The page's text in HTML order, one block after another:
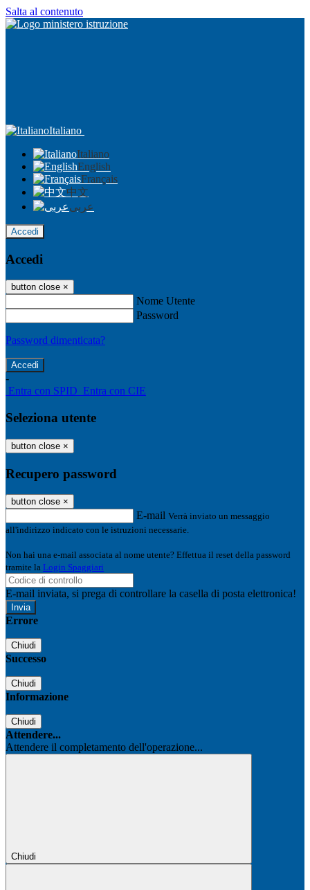
Salta al contenuto
Italiano
Italiano
English
Français
中文
عربى
Accedi
Accedi
button close ×
Nome Utente
Password
Password dimenticata?
-
Entra con SPID Entra con CIE
Seleziona utente
button close ×
Recupero password
button close ×
E-mail Verrà inviato un messaggio
all'indirizzo indicato con le istruzioni necessarie.
Non hai una e-mail associata al nome utente? Effettua il reset della password
tramite la Login Spaggiari
E-mail inviata, si prega di controllare la casella di posta elettronica!
Errore
Chiudi
Successo
Chiudi
Informazione
Chiudi
Attendere...
Attendere il completamento dell'operazione...
Chiudi